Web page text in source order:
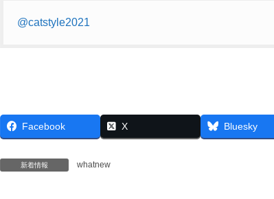
@catstyle2021
Facebook X Bluesky
新着情報 whatnew